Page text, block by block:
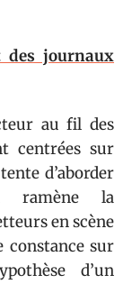
des journaux
au fil des
centrées sur
d’aborder
ramène la
en scène
constance sur
d’un